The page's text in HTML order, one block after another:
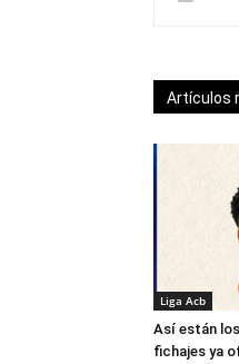
Artículos
Liga Acb
Así están
fichajes ya